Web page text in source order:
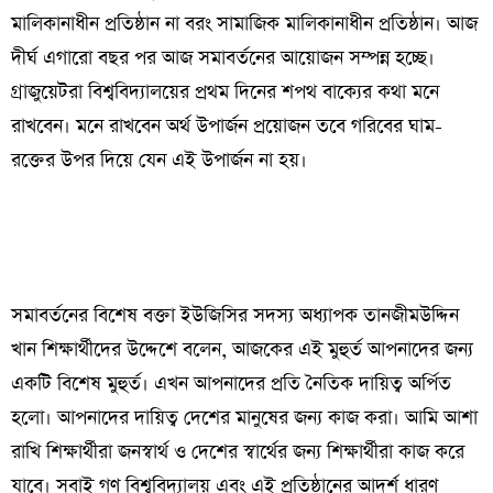
মালিকানাধীন প্রতিষ্ঠান না বরং সামাজিক মালিকানাধীন প্রতিষ্ঠান। আজ
দীর্ঘ এগারো বছর পর আজ সমাবর্তনের আয়োজন সম্পন্ন হচ্ছে।
গ্রাজুয়েটরা বিশ্ববিদ্যালয়ের প্রথম দিনের শপথ বাক্যের কথা মনে
রাখবেন। মনে রাখবেন অর্থ উপার্জন প্রয়োজন তবে গরিবের ঘাম-
রক্তের উপর দিয়ে যেন এই উপার্জন না হয়।
সমাবর্তনের বিশেষ বক্তা ইউজিসির সদস্য অধ্যাপক তানজীমউদ্দিন
খান শিক্ষার্থীদের উদ্দেশে বলেন, আজকের এই মুহুর্ত আপনাদের জন্য
একটি বিশেষ মুহুর্ত। এখন আপনাদের প্রতি নৈতিক দায়িত্ব অর্পিত
হলো। আপনাদের দায়িত্ব দেশের মানুষের জন্য কাজ করা। আমি আশা
রাখি শিক্ষার্থীরা জনস্বার্থ ও দেশের স্বার্থের জন্য শিক্ষার্থীরা কাজ করে
যাবে। সবাই গণ বিশ্ববিদ্যালয় এবং এই প্রতিষ্ঠানের আদর্শ ধারণ